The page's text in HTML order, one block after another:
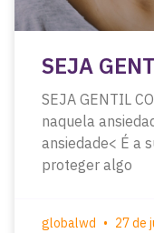
SEJA
SEJA GENTIL
naquela
ansiedade< É a
proteger algo
globalwd 27 de